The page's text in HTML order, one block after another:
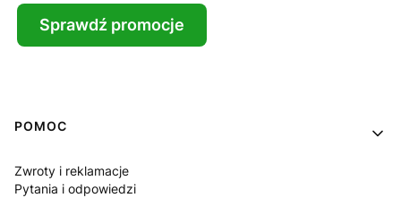
Sprawdź promocje
Linki w stopce
POMOC
Zwroty i reklamacje
Pytania i odpowiedzi